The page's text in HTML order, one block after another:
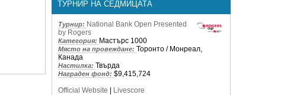
ТУРНИР НА СЕДМИЦАТА
Турнир: National Bank Open Presented
by Rogers
Категория: Мастърс 1000
Място на провеждане: Торонто / Монреал,
Канада
Настилка: Твърда
Награден фонд: $9,415,724
Official Website | Livescore